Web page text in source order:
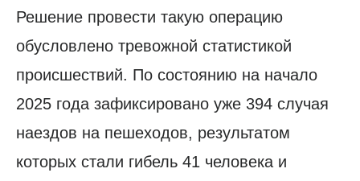
Решение провести такую операцию
обусловлено тревожной статистикой
происшествий. По состоянию на начало
2025 года зафиксировано уже 394 случая
наездов на пешеходов, результатом
которых стали гибель 41 человека и